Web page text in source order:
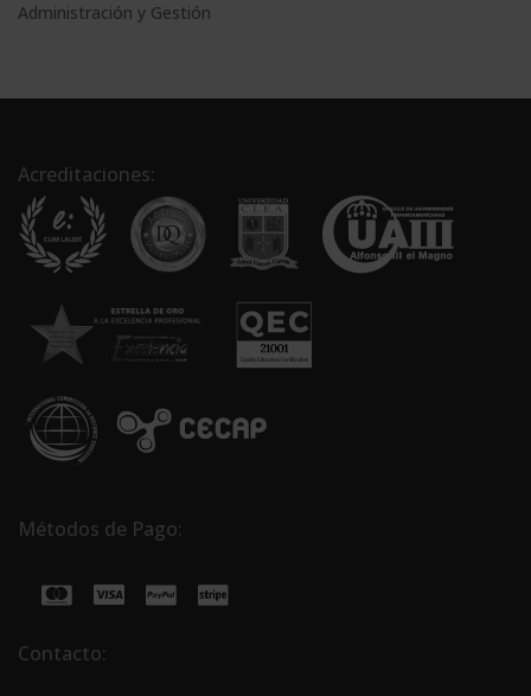
Administración y Gestión
Acreditaciones:
Métodos de Pago:
Contacto: